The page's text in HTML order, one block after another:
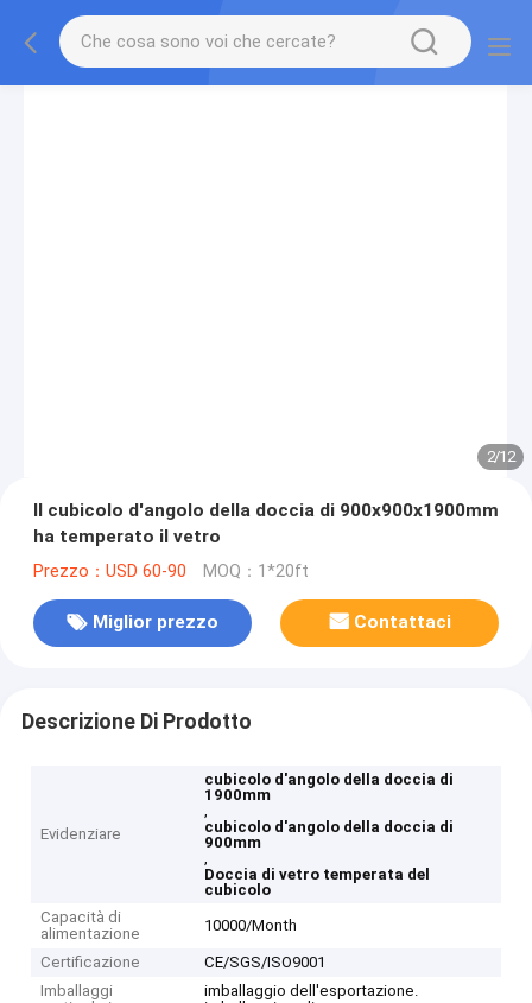
2/12
Il cubicolo d'angolo della doccia di 900x900x1900mm
ha temperato il vetro
Prezzo：USD 60-90 MOQ：1*20ft
Miglior prezzo Contattaci
Descrizione Di Prodotto
Evidenziare
cubicolo d'angolo della doccia di
1900mm
,
cubicolo d'angolo della doccia di
900mm
,
Doccia di vetro temperata del
cubicolo
Capacità di
alimentazione
10000/Month
Certificazione
CE/SGS/ISO9001
Imballaggi
imballaggio dell'esportazione.